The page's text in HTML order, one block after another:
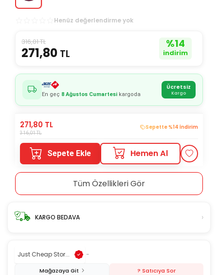
Henüz değerlendirme yok
316,01 TL
271,80 TL
%14
indirim
En geç 8 Ağustos Cumartesi kargoda
Ücretsiz
Kargo
271,80 TL
316,01TL
Sepette %14 İndirim
Sepete Ekle Hemen Al
Tüm Özellikleri Gör
KARGO BEDAVA ›
Just Cheap Stor... -
Mağazaya Git ? Satıcıya Sor